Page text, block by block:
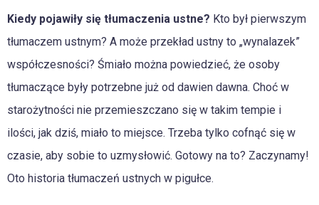
Kiedy pojawiły się tłumaczenia ustne? Kto był pierwszym
tłumaczem ustnym? A może przekład ustny to „wynalazek”
współczesności? Śmiało można powiedzieć, że osoby
tłumaczące były potrzebne już od dawien dawna. Choć w
starożytności nie przemieszczano się w takim tempie i
ilości, jak dziś, miało to miejsce. Trzeba tylko cofnąć się w
czasie, aby sobie to uzmysłowić. Gotowy na to? Zaczynamy!
Oto historia tłumaczeń ustnych w pigułce.